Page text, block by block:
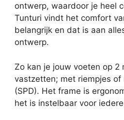
ontwerp, waardoor je heel
Tunturi vindt het comfort
belangrijk en dat is aan
ontwerp.
Zo kan je jouw voeten op 2
vastzetten; met riempjes of
(SPD). Het frame is
het is instelbaar voor